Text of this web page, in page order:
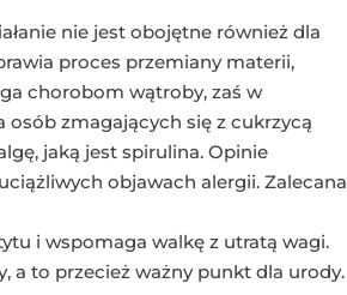
nie jest obojętne również dla
proces przemiany materii,
chorobom wątroby, zaś w
zmagających się z cukrzycą
jaką jest spirulina. Opinie
objawach alergii. Zalecana
i wspomaga walkę z utratą wagi.
a to przecież ważny punkt dla urody.